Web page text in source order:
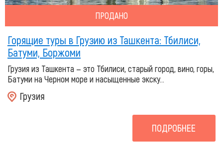
ПРОДАНО
Горящие туры в Грузию из Ташкента: Тбилиси,
Батуми, Боржоми
Грузия из Ташкента — это Тбилиси, старый город, вино, горы,
Батуми на Черном море и насыщенные экску...
Грузия
ПОДРОБНЕЕ